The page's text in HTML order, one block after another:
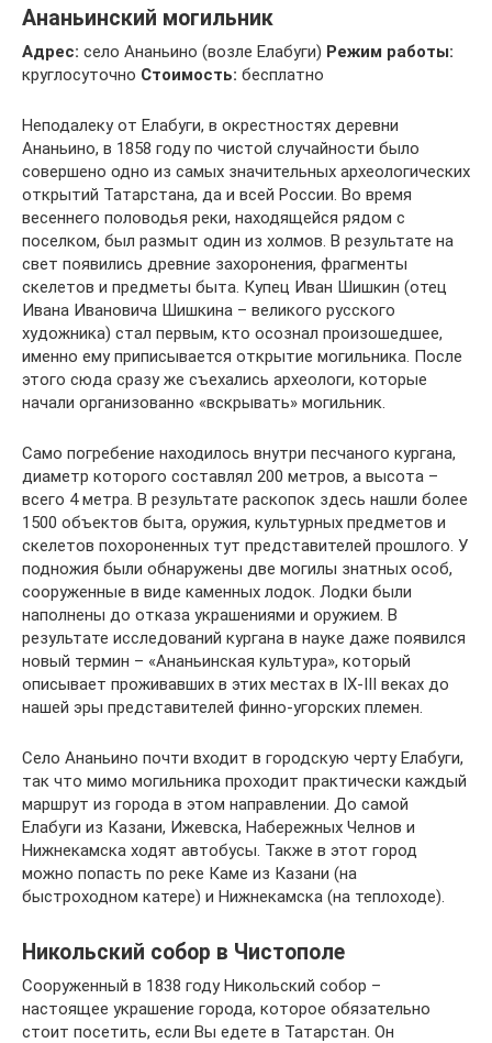
Ананьинский могильник
Адрес: село Ананьино (возле Елабуги) Режим работы:
круглосуточно Стоимость: бесплатно
Неподалеку от Елабуги, в окрестностях деревни
Ананьино, в 1858 году по чистой случайности было
совершено одно из самых значительных археологических
открытий Татарстана, да и всей России. Во время
весеннего половодья реки, находящейся рядом с
поселком, был размыт один из холмов. В результате на
свет появились древние захоронения, фрагменты
скелетов и предметы быта. Купец Иван Шишкин (отец
Ивана Ивановича Шишкина – великого русского
художника) стал первым, кто осознал произошедшее,
именно ему приписывается открытие могильника. После
этого сюда сразу же съехались археологи, которые
начали организованно «вскрывать» могильник.
Само погребение находилось внутри песчаного кургана,
диаметр которого составлял 200 метров, а высота –
всего 4 метра. В результате раскопок здесь нашли более
1500 объектов быта, оружия, культурных предметов и
скелетов похороненных тут представителей прошлого. У
подножия были обнаружены две могилы знатных особ,
сооруженные в виде каменных лодок. Лодки были
наполнены до отказа украшениями и оружием. В
результате исследований кургана в науке даже появился
новый термин – «Ананьинская культура», который
описывает проживавших в этих местах в IX-III веках до
нашей эры представителей финно-угорских племен.
Село Ананьино почти входит в городскую черту Елабуги,
так что мимо могильника проходит практически каждый
маршрут из города в этом направлении. До самой
Елабуги из Казани, Ижевска, Набережных Челнов и
Нижнекамска ходят автобусы. Также в этот город
можно попасть по реке Каме из Казани (на
быстроходном катере) и Нижнекамска (на теплоходе).
Никольский собор в Чистополе
Сооруженный в 1838 году Никольский собор –
настоящее украшение города, которое обязательно
стоит посетить, если Вы едете в Татарстан. Он